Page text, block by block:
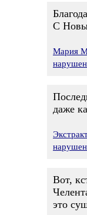
С
Мария
даже
Вот,
это